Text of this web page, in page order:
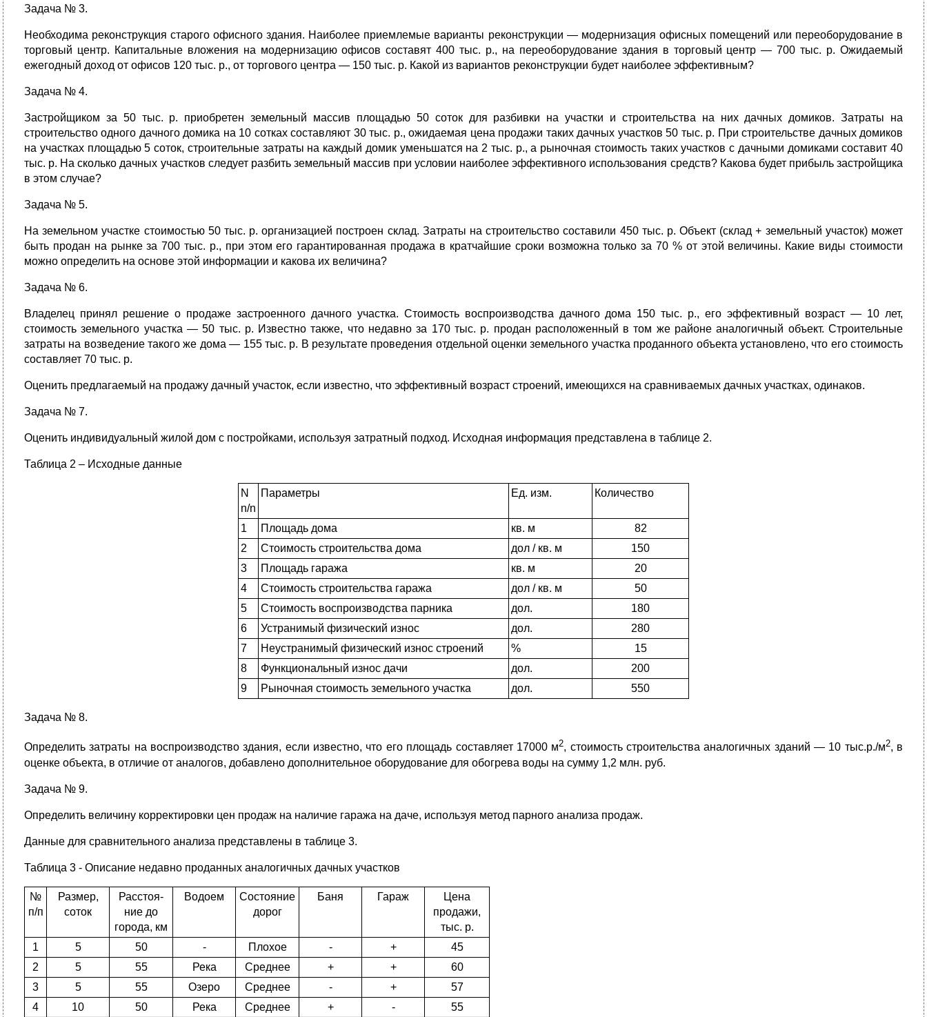
Задача № 3.
Необходима реконструкция старого офисного здания. Наиболее приемлемые варианты реконструкции — модернизация офисных помещений или переоборудование в
торговый центр. Капитальные вложения на модернизацию офисов составят 400 тыс. р., на переоборудование здания в торговый центр — 700 тыс. р. Ожидаемый
ежегодный доход от офисов 120 тыс. р., от торгового центра — 150 тыс. р. Какой из вариантов реконструкции будет наиболее эффективным?
Задача № 4.
Застройщиком за 50 тыс. р. приобретен земельный массив площадью 50 соток для разбивки на участки и строительства на них дачных домиков. Затраты на
строительство одного дачного домика на 10 сотках составляют 30 тыс. р., ожидаемая цена продажи таких дачных участков 50 тыс. р. При строительстве дачных домиков
на участках площадью 5 соток, строительные затраты на каждый домик уменьшатся на 2 тыс. р., а рыночная стоимость таких участков с дачными домиками составит 40
тыс. р. На сколько дачных участков следует разбить земель­ный массив при условии наиболее эффективного использования средств? Какова будет прибыль застройщика
в этом случае?
Задача № 5.
На земельном участке стоимостью 50 тыс. р. организацией построен склад. Затраты на строительство составили 450 тыс. р. Объект (склад + земельный участок) может
быть продан на рынке за 700 тыс. р., при этом его гарантированная продажа в кратчайшие сроки возможна только за 70 % от этой величины. Какие виды стоимости
можно определить на основе этой информации и какова их величина?
Задача № 6.
Владелец принял решение о продаже застроенного дачного участка. Стоимость воспроизводства дачного дома 150 тыс. р., его эффективный возраст — 10 лет,
стоимость земельного участка — 50 тыс. р. Известно также, что недавно за 170 тыс. р. продан расположенный в том же районе аналогичный объект. Строительные
затраты на возведение такого же дома — 155 тыс. р. В результате проведения отдельной оценки земельного участка проданного объекта установлено, что его стоимость
составляет 70 тыс. р.
Оценить предлагаемый на продажу дачный участок, если известно, что эффективный возраст строений, имеющихся на сравниваемых дачных участках, одинаков.
Задача № 7.
Оценить индивидуальный жилой дом с постройками, используя затратный подход. Исходная информация представлена в таблице 2.
Таблица 2 – Исходные данные
N
n/n
Параметры Ед. изм. Количество
1 Площадь дома кв. м
82
2
Стоимость строительства дома дол / кв. м
150
3
Площадь гаража кв. м
20
4
Стоимость строительства гаража дол / кв. м
50
5
Стоимость воспроизводства парника дол.
180
6
Устранимый физический износ дол.
280
7
Неустранимый физический износ строений %
15
8
Функциональный износ дачи дол.
200
9
Рыночная стоимость земельного участка дол. 550
Задача № 8.
Определить затраты на воспроизводство здания, если известно, что его площадь составляет 17000 м2, стоимость строительства аналогичных зданий — 10 тыс.р./м2, в
оценке объекта, в отличие от аналогов, добавлено дополнительное оборудование для обогрева воды на сумму 1,2 млн. руб.
Задача № 9.
Определить величину корректировки цен продаж на наличие гаража на даче, используя метод парного анализа продаж.
Данные для сравнительного анализа представлены в таблице 3.
Таблица 3 - Описание недавно проданных аналогичных дачных участков
№
п/п
Размер,
соток
Расстоя­
ние до
города, км
Водоем
Состояние
дорог
Баня Гараж
Цена
продажи,
тыс. р.
1
5 50 - Плохое - +
45
2
5 55 Река Среднее + +
60
3
5 55 Озеро Среднее - +
57
4
10 50 Река Среднее + -
55